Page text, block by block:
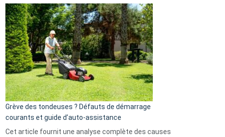
GitHub
choisir
une
caméra
de
surveillance
?
5
avantages
essentiels
de
la
S330
Grève des tondeuses ? Défauts de démarrage
courants et guide d’auto-assistance
Cet article fournit une analyse complète des causes